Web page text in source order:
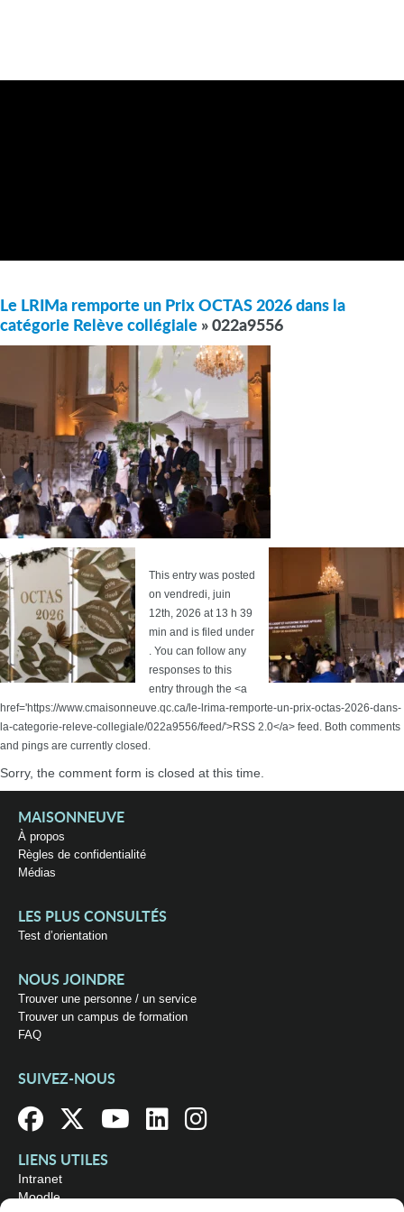
Le LRIMa remporte un Prix OCTAS 2026 dans la
catégorie Relève collégiale » 022a9556
This entry was posted
on vendredi, juin
12th, 2026 at 13 h 39
min and is filed under
. You can follow any
responses to this
entry through the <a
href='https://www.cmaisonneuve.qc.ca/le-lrima-remporte-un-prix-octas-2026-dans-
la-categorie-releve-collegiale/022a9556/feed/'>RSS 2.0</a> feed. Both comments
and pings are currently closed.
Sorry, the comment form is closed at this time.
MAISONNEUVE
À propos
Règles de confidentialité
Médias
LES PLUS CONSULTÉS
Test d’orientation
NOUS JOINDRE
Trouver une personne / un service
Trouver un campus de formation
FAQ
SUIVEZ-NOUS
LIENS UTILES
Intranet
Moodle